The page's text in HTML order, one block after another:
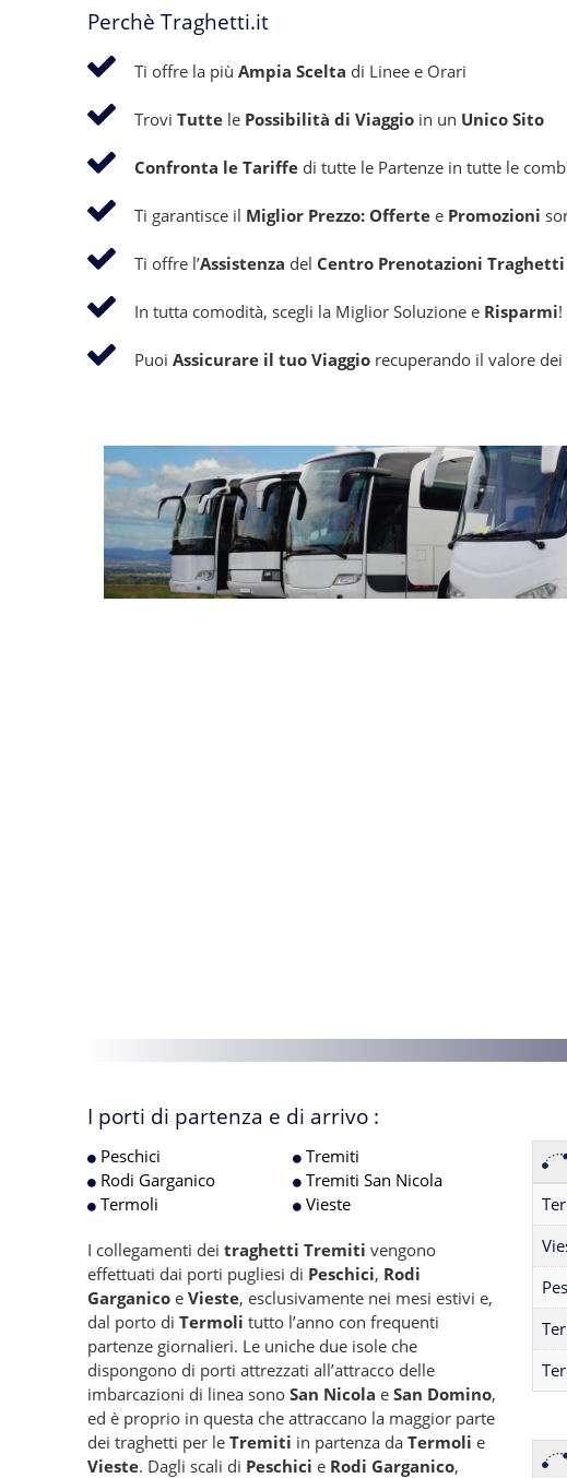
Perchè Traghetti.it
Ti offre la più Ampia Scelta di Linee e Orari
Trovi Tutte le Possibilità di Viaggio in un Unico Sito
Confronta le Tariffe di tutte le Partenze in tutte le
Ti garantisce il Miglior Prezzo: Offerte e Promozioni
Ti offre l’Assistenza del Centro Prenotazioni Traghetti
In tutta comodità, scegli la Miglior Soluzione e Risparmi!
Puoi Assicurare il tuo Viaggio recuperando il valore
I porti di partenza e di arrivo :
Peschici
Rodi Garganico
Termoli
Tremiti
Tremiti San Nicola
Vieste
I collegamenti dei traghetti Tremiti vengono
effettuati dai porti pugliesi di Peschici, Rodi
Garganico e Vieste, esclusivamente nei mesi estivi e,
dal porto di Termoli tutto l’anno con frequenti
partenze giornalieri. Le uniche due isole che
dispongono di porti attrezzati all’attracco delle
imbarcazioni di linea sono San Nicola e San Domino,
ed è proprio in questa che attraccano la maggior parte
dei traghetti per le Tremiti in partenza da Termoli e
Vieste. Dagli scali di Peschici e Rodi Garganico,